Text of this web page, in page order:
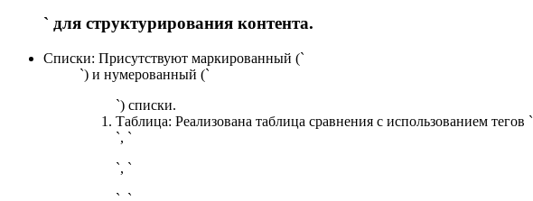
` для структурирования контента.
Списки: Присутствуют маркированный (`
`) и нумерованный (`
`) списки.
Таблица: Реализована таблица сравнения с использованием тегов `
`, `
`, `